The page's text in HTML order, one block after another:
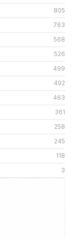
805
763
568
526
499
492
463
361
258
245
118
3